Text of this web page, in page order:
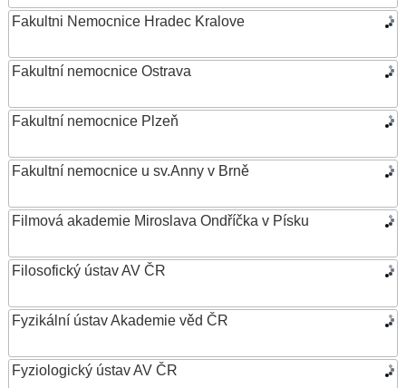
Fakultni Nemocnice Hradec Kralove
Fakultní nemocnice Ostrava
Fakultní nemocnice Plzeň
Fakultní nemocnice u sv.Anny v Brně
Filmová akademie Miroslava Ondříčka v Písku
Filosofický ústav AV ČR
Fyzikální ústav Akademie věd ČR
Fyziologický ústav AV ČR